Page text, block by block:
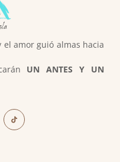
el amor guió almas hacia
UN ANTES Y UN